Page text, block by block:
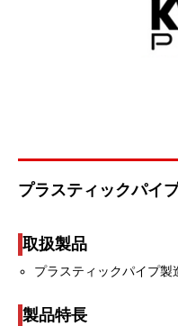
プラスティックパイ
取扱製品
プラスティックパイプ製
製品特長